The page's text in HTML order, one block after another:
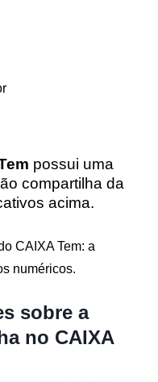
possui uma
compartilha da
acima.
CAIXA Tem: a
numéricos.
sobre a
no CAIXA